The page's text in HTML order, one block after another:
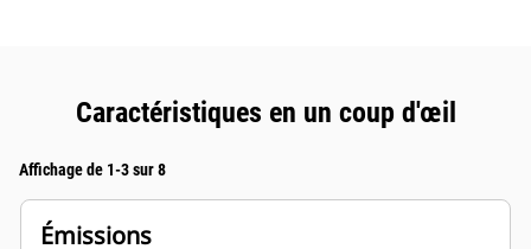
Caractéristiques en un coup d'œil
Affichage de 1-3 sur 8
Émissions